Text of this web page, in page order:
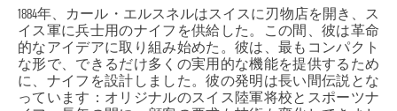
1884年、カール・エルスネルはスイスに刃物店を開き、ス
イス軍に兵士用のナイフを供給した。この間、彼は革命
的なアイデアに取り組み始めた。彼は、最もコンパクト
な形で、できるだけ多くの実用的な機能を提供するため
に、ナイフを設計しました。彼の発明は長い間伝説とな
っています：オリジナルのスイス陸軍将校とスポーツナ